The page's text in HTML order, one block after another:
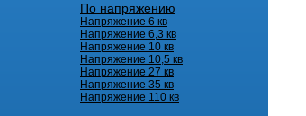
По напряжению
Напряжение 6 кв
Напряжение 6,3 кв
Напряжение 10 кв
Напряжение 10,5 кв
Напряжение 27 кв
Напряжение 35 кв
Напряжение 110 кв